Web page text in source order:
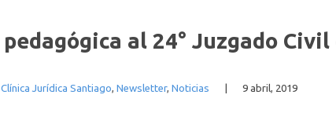
al 24° Juzgado
Clínica Jurídica Santiago, Newsletter, Noticias 9 abril, 2019